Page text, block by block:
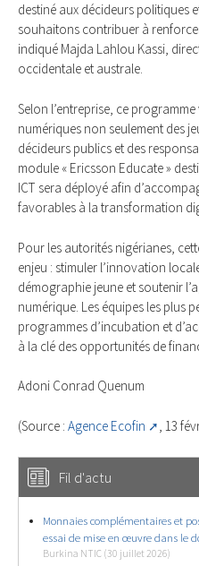
destiné aux décideurs politiques
souhaitons contribuer à
indiqué Majda Lahlou Kassi,
occidentale et australe.
Selon l’entreprise, ce
numériques non seulement des
décideurs publics et des
module « Ericsson Educate »
ICT sera déployé afin
favorables à la transformation
Pour les autorités nigérianes,
enjeu : stimuler l’innovation
démographie jeune et soutenir
numérique. Les équipes les plus
programmes d’incubation et
à la clé des opportunités de
Adoni Conrad Quenum
(Source : Agence Ecofin , 13
Fil d'actu
Monnaies complémentaires et
essai de mise en œuvre dans le
Burkina NTIC (30 juillet 2026)